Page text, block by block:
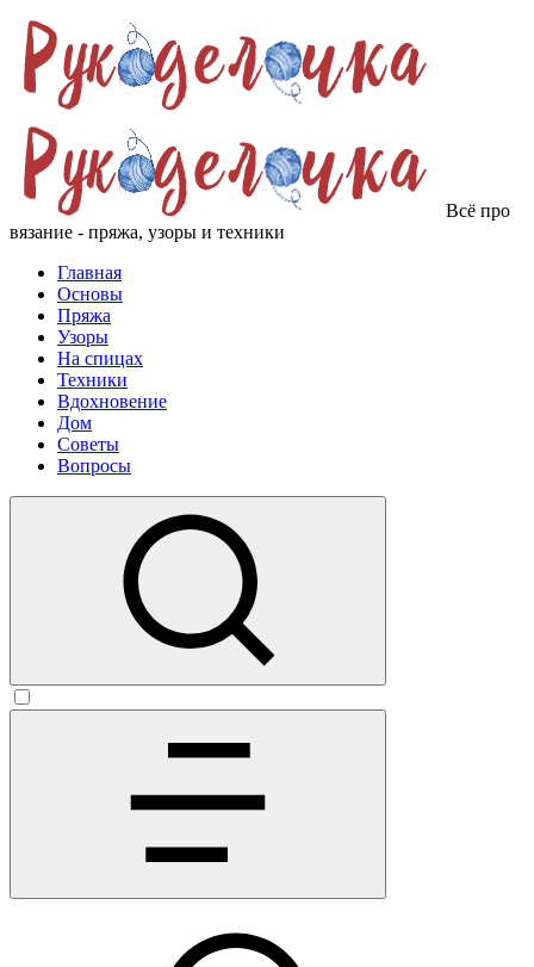
Всё про
вязание - пряжа, узоры и техники
Главная
Основы
Пряжа
Узоры
На спицах
Техники
Вдохновение
Дом
Советы
Вопросы